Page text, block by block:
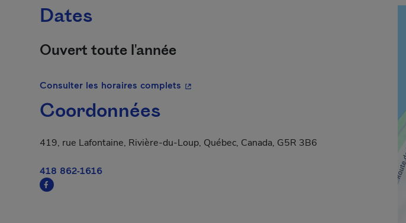
Dates
Ouvert toute l'année
Consulter les horaires complets - Cet hyperlien s'ouvrira dans une nouvelle fenêtre.
Coordonnées
419, rue Lafontaine, Rivière-du-Loup, Québec, Canada, G5R 3B6
418 862-1616